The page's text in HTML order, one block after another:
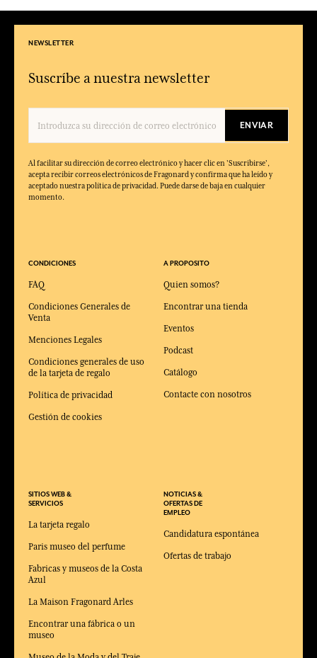
NEWSLETTER
Suscríbe a nuestra newsletter
ENVIAR
Al facilitar su dirección de correo electrónico y hacer clic en 'Suscribirse',
acepta recibir correos electrónicos de Fragonard y confirma que ha leído y
aceptado nuestra política de privacidad. Puede darse de baja en cualquier
momento.
CONDICIONES
FAQ
Condiciones Generales de
Venta
Menciones Legales
Condiciones generales de uso
de la tarjeta de regalo
Política de privacidad
Gestión de cookies
SITIOS WEB &
SERVICIOS
La tarjeta regalo
Paris museo del perfume
Fabricas y museos de la Costa
Azul
La Maison Fragonard Arles
Encontrar una fábrica o un
museo
A PROPOSITO
Quien somos?
Encontrar una tienda
Eventos
Podcast
Catálogo
Contacte con nosotros
NOTICIAS &
OFERTAS DE
EMPLEO
Candidatura espontánea
Ofertas de trabajo